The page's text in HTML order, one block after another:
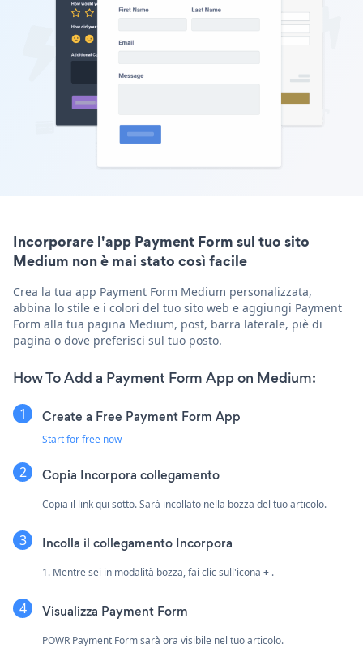
Incorporare l'app Payment Form sul tuo sito
Medium non è mai stato così facile
Crea la tua app Payment Form Medium personalizzata,
abbina lo stile e i colori del tuo sito web e aggiungi Payment
Form alla tua pagina Medium, post, barra laterale, piè di
pagina o dove preferisci sul tuo posto.
How To Add a Payment Form App on Medium:
Create a Free Payment Form App
Start for free now
Copia Incorpora collegamento
Copia il link qui sotto. Sarà incollato nella bozza del tuo articolo.
Incolla il collegamento Incorpora
1. Mentre sei in modalità bozza, fai clic sull'icona + .
Visualizza Payment Form
POWR Payment Form sarà ora visibile nel tuo articolo.